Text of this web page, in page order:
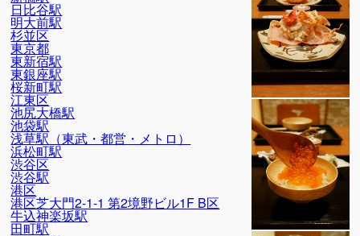
日比谷駅
明大前駅
杉並区
東京都
東新宿駅
東銀座駅
桜新町駅
江東区
池尻大橋駅
池袋駅
浅草駅（東武・都営・メトロ）
浜松町駅
渋谷区
渋谷駅
港区
港区芝大門2-1-1 第2境野ビル1F B区
牛込神楽坂駅
田町駅